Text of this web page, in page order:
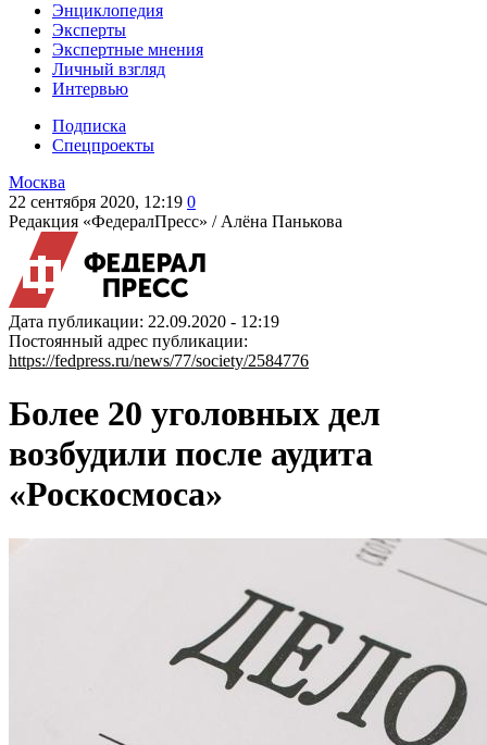
Энциклопедия
Эксперты
Экспертные мнения
Личный взгляд
Интервью
Подписка
Спецпроекты
Москва
22 сентября 2020, 12:19 0
Редакция «ФедералПресс» / Алёна Панькова
Дата публикации: 22.09.2020 - 12:19
Постоянный адрес публикации:
https://fedpress.ru/news/77/society/2584776
Более 20 уголовных дел
возбудили после аудита
«Роскосмоса»